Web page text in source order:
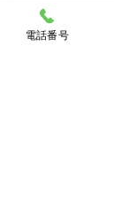
■ 设立教育训
对休假接受教
電話番号